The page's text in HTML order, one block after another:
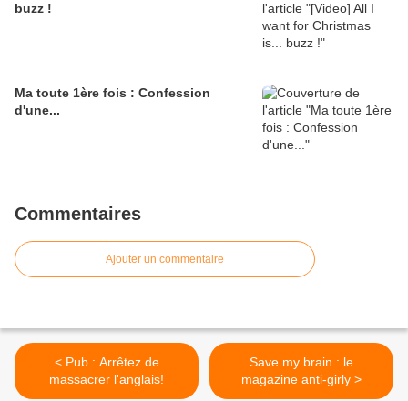
buzz !
Ma toute 1ère fois : Confession
d'une...
Commentaires
Ajouter un commentaire
< Pub : Arrêtez de
massacrer l'anglais!
Save my brain : le
magazine anti-girly >